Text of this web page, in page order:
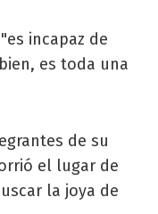
incapaz de
es toda una
de su
el lugar de
la joya de